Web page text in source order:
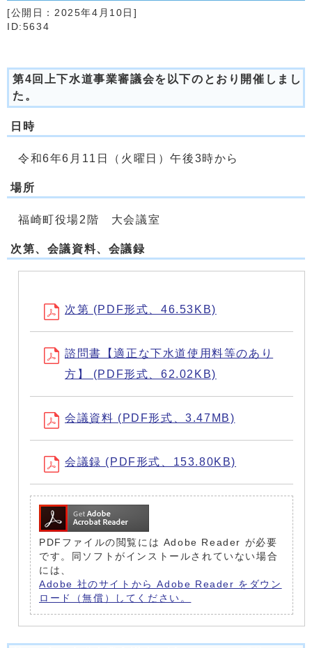
[公開日： 2025年4月10日 ]
ID:5634
第4回上下水道事業審議会を以下のとおり開催しまし
た。
日時
令和6年6月11日（火曜日）午後3時から
場所
福崎町役場2階 大会議室
次第、会議資料、会議録
次第 (PDF形式、46.53KB)
諮問書【適正な下水道使用料等のあり
方】 (PDF形式、62.02KB)
会議資料 (PDF形式、3.47MB)
会議録 (PDF形式、153.80KB)
PDFファイルの閲覧には Adobe Reader が必要
です。同ソフトがインストールされていない場合
には、
Adobe 社のサイトから Adobe Reader をダウン
ロード（無償）してください。